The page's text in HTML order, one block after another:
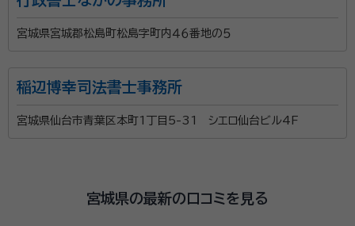
宮城県宮城郡松島町松島字町内４６番地の５
稲辺博幸司法書士事務所
宮城県仙台市青葉区本町1丁目5-31 シエロ仙台ビル4F
宮城県の最新の口コミを見る